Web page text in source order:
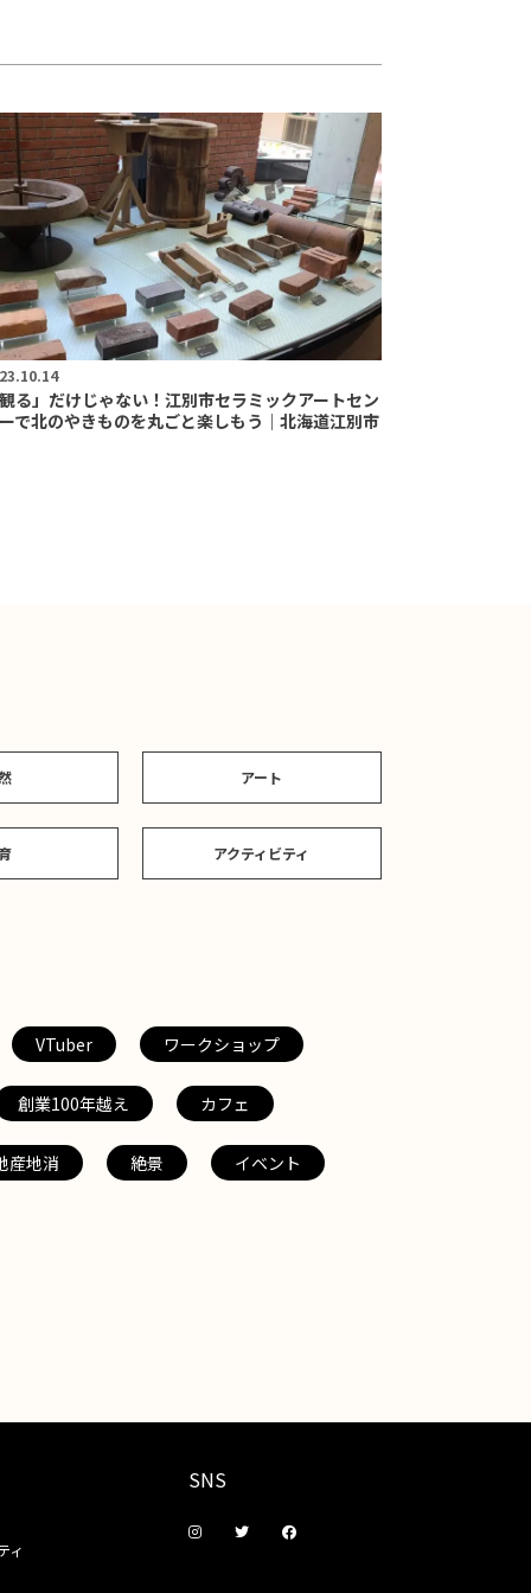
る」だけじゃない！江別市セラミックアートセン
で北のやきものを丸ごと楽しもう｜北海道江別市
アート
アクティビティ
VTuber ワークショップ
創業100年越え カフェ
産地消 絶景 イベント
ィ
SNS